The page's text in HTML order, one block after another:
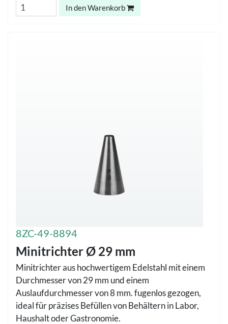
In den Warenkorb
8ZC-49-8894
Minitrichter Ø 29 mm
Minitrichter aus hochwertigem Edelstahl mit einem
Durchmesser von 29 mm und einem
Auslaufdurchmesser von 8 mm. fugenlos gezogen,
ideal für präzises Befüllen von Behältern in Labor,
Haushalt oder Gastronomie.